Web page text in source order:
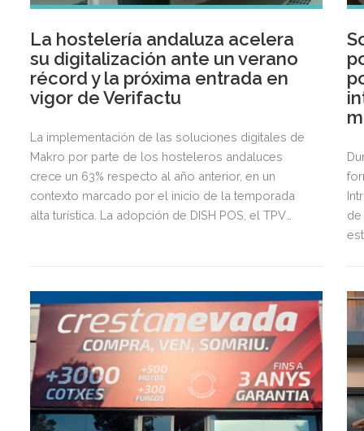
La hostelería andaluza acelera
su digitalización ante un verano
récord y la próxima entrada en
vigor de Verifactu
La implementación de las soluciones digitales de
Makro por parte de los hosteleros andaluces
crece un 63% respecto al año anterior, en un
contexto marcado por el inicio de la temporada
alta turística. La adopción de DISH POS, el TPV
en 2027.